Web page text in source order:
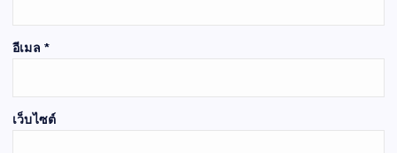
อีเมล *
เว็บไซต์